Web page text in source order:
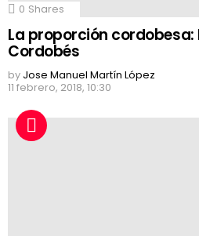
0 Shares
La proporción cordobesa:
Cordobés
by Jose Manuel Martín López
11 febrero, 2018, 10:30